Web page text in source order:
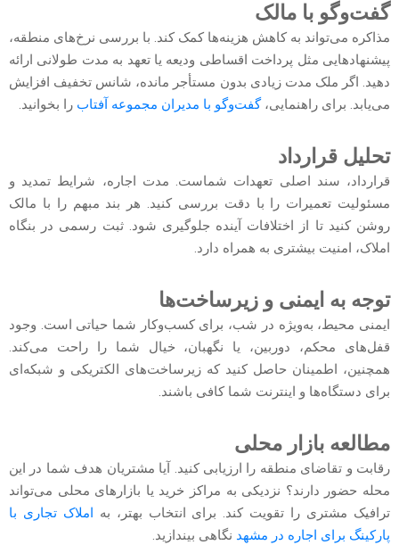
گفت‌وگو با مالک
مذاکره می‌تواند به کاهش هزینه‌ها کمک کند. با بررسی نرخ‌های منطقه،
پیشنهادهایی مثل پرداخت اقساطی ودیعه یا تعهد به مدت طولانی ارائه
دهید. اگر ملک مدت زیادی بدون مستأجر مانده، شانس تخفیف افزایش
می‌یابد. برای راهنمایی،گفت‌وگو با مدیران مجموعه آفتاب را بخوانید.
تحلیل قرارداد
قرارداد، سند اصلی تعهدات شماست. مدت اجاره، شرایط تمدید‌ و
مسئولیت تعمیرات را با دقت بررسی کنید. هر بند مبهم را با مالک
روشن کنید تا از اختلافات آینده جلوگیری شود. ثبت رسمی در بنگاه
املاک، امنیت بیشتری به همراه دارد.
توجه به ایمنی و زیرساخت‌ها
ایمنی محیط، به‌ویژه در شب، برای کسب‌وکار شما حیاتی است. وجود
قفل‌های محکم، دوربین، یا نگهبان، خیال شما را راحت می‌کند.
همچنین، اطمینان حاصل کنید که زیرساخت‌های الکتریکی و شبکه‌ای
برای دستگاه‌ها و اینترنت شما کافی باشند.
مطالعه بازار محلی
رقابت و تقاضای منطقه را ارزیابی کنید. آیا مشتریان هدف شما در این
محله حضور دارند؟ نزدیکی به مراکز خرید یا بازارهای محلی می‌تواند
ترافیک مشتری را تقویت کند. برای انتخاب بهتر، به
املاک تجاری با
پارکینگ برای اجاره در مشهد نگاهی بیندازید.